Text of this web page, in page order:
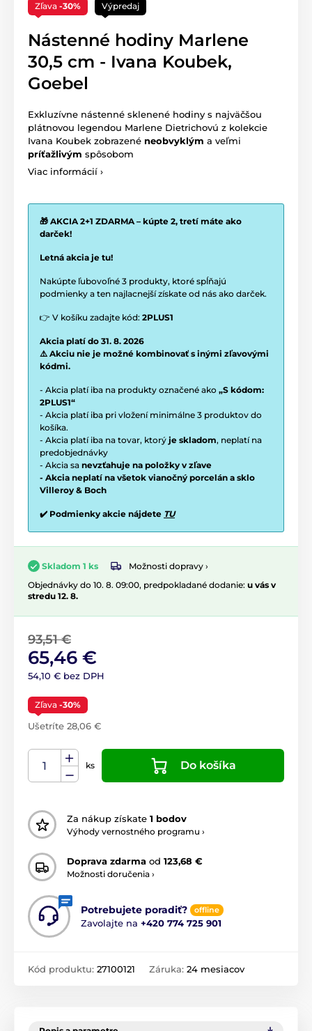
Zľava -30% Výpredaj
Nástenné hodiny Marlene
30,5 cm - Ivana Koubek,
Goebel
Exkluzívne nástenné sklenené hodiny s najväčšou
plátnovou legendou Marlene Dietrichovú z kolekcie
Ivana Koubek zobrazené neobvyklým a veľmi
príťažlivým spôsobom
Viac informácií ›
🎁 AKCIA 2+1 ZDARMA – kúpte 2, tretí máte ako
darček!
Letná akcia je tu!
Nakúpte ľubovoľné 3 produkty, ktoré spĺňajú
podmienky a ten najlacnejší získate od nás ako darček.
👉 V košíku zadajte kód: 2PLUS1
Akcia platí do 31. 8. 2026
⚠️ Akciu nie je možné kombinovať s inými zľavovými
kódmi.
- Akcia platí iba na produkty označené ako „S kódom:
2PLUS1“
- Akcia platí iba pri vložení minimálne 3 produktov do
košíka.
- Akcia platí iba na tovar, ktorý je skladom, neplatí na
predobjednávky
- Akcia sa nevzťahuje na položky v zľave
- Akcia neplatí na všetok vianočný porcelán a sklo
Villeroy & Boch
✔️ Podmienky akcie nájdete TU
Skladom 1 ks
Možnosti dopravy ›
Objednávky do 10. 8. 09:00, predpokladané dodanie: u vás v
stredu 12. 8.
93,51 €
65,46 €
54,10 € bez DPH
Zľava -30%
Ušetríte 28,06 €
ks Do košíka
Za nákup získate 1 bodov
Výhody vernostného programu ›
Doprava zdarma od 123,68 €
Možnosti doručenia ›
Potrebujete poradiť? offline
Zavolajte na +420 774 725 901
Kód produktu: 27100121 Záruka: 24 mesiacov